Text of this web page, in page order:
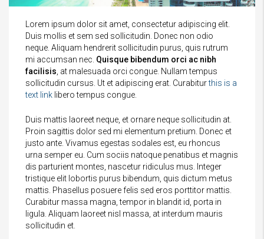
Lorem ipsum dolor sit amet, consectetur adipiscing elit.
Duis mollis et sem sed sollicitudin. Donec non odio
neque. Aliquam hendrerit sollicitudin purus, quis rutrum
mi accumsan nec. Quisque bibendum orci ac nibh
facilisis , at malesuada orci congue. Nullam tempus
sollicitudin cursus. Ut et adipiscing erat. Curabiturthis is a
text link libero tempus congue.
Duis mattis laoreet neque, et ornare neque sollicitudin at.
Proin sagittis dolor sed mi elementum pretium. Donec et
justo ante. Vivamus egestas sodales est, eu rhoncus
urna semper eu. Cum sociis natoque penatibus et magnis
dis parturient montes, nascetur ridiculus mus. Integer
tristique elit lobortis purus bibendum, quis dictum metus
mattis. Phasellus posuere felis sed eros porttitor mattis.
Curabitur massa magna, tempor in blandit id, porta in
ligula. Aliquam laoreet nisl massa, at interdum mauris
sollicitudin et.